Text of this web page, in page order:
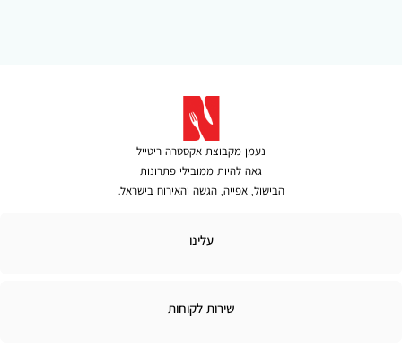
נעמן מקבוצת אקסטרה ריטייל
גאה להיות ממובילי פתרונות
הבישול, אפייה, הגשה והאירוח בישראל.
עלינו
שירות לקוחות